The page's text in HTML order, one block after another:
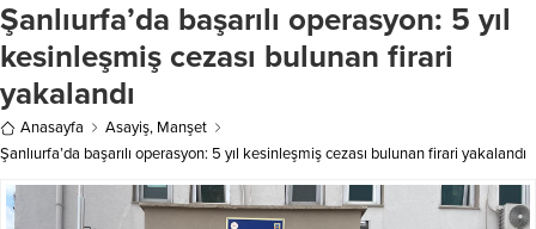
Şanlıurfa’da başarılı operasyon: 5 yıl
kesinleşmiş cezası bulunan firari
yakalandı
Anasayfa Asayiş, Manşet
Şanlıurfa’da başarılı operasyon: 5 yıl kesinleşmiş cezası bulunan firari yakalandı